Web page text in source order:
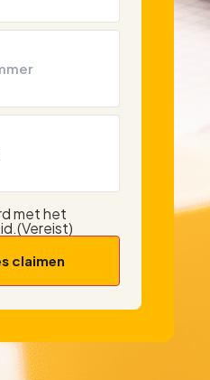
met het
(Vereist)